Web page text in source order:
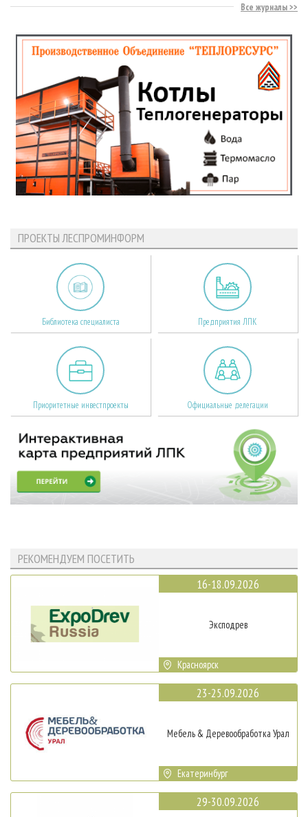
Все журналы
ПРОЕКТЫ ЛЕСПРОМИНФОРМ
Библиотека специалиста Предприятия ЛПК
Приоритетные инвестпроекты Официальные делегации
РЕКОМЕНДУЕМ ПОСЕТИТЬ
16-18.09.2026
Эксподрев
Красноярск
23-25.09.2026
Мебель & Деревообработка Урал
Екатеринбург
29-30.09.2026